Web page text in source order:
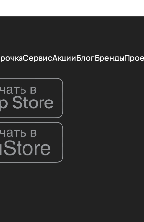
СервисАкцииБлогБренды